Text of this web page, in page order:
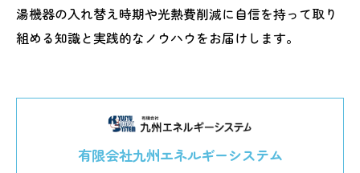
湯機器の入れ替え時期や光熱費削減に自信を持って取り
組める知識と実践的なノウハウをお届けします。
有限会社九州エネルギーシステム